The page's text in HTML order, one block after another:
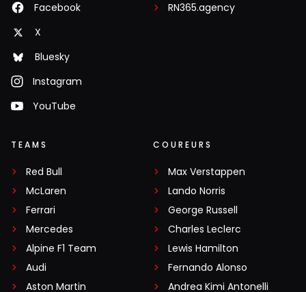
Facebook
X
Bluesky
Instagram
YouTube
RN365.agency
TEAMS
Red Bull
McLaren
Ferrari
Mercedes
Alpine F1 Team
Audi
Aston Martin
COUREURS
Max Verstappen
Lando Norris
George Russell
Charles Leclerc
Lewis Hamilton
Fernando Alonso
Andrea Kimi Antonelli